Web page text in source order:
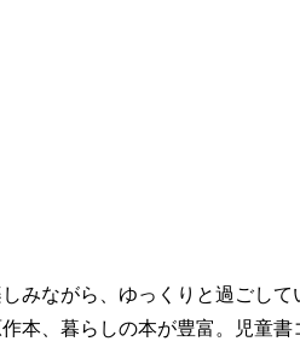
みながら、ゆっくりと過ごし
本、暮らしの本が豊富。児童